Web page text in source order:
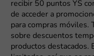
recibir 50 puntos YS
de acceder a
para compras móviles.
sobre descuentos
productos destacados.